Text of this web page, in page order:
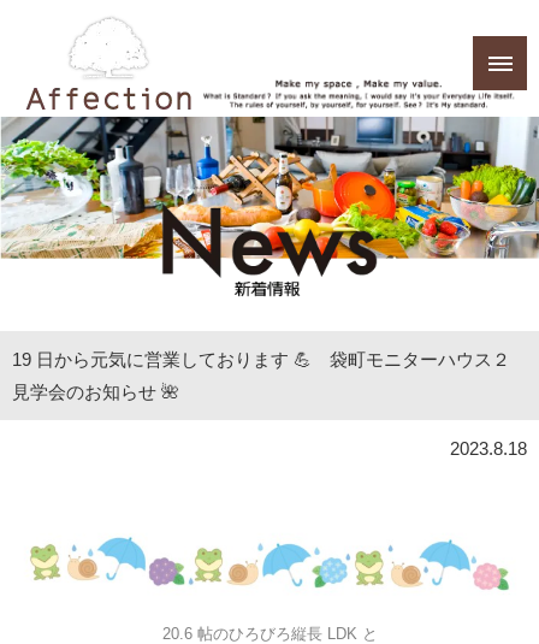
19 日から元気に営業しております 💪 袋町モニターハウス２
見学会のお知らせ 🌺
2023.8.18
20.6 帖のひろびろ縦長 LDK と